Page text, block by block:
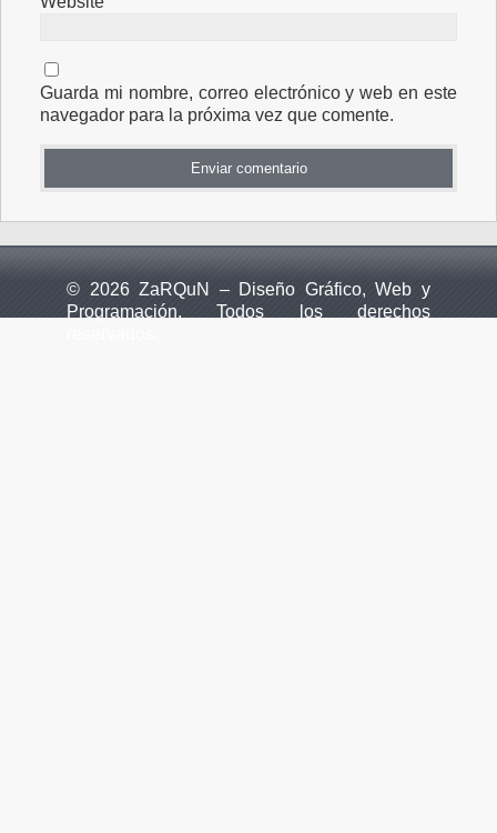
Guarda mi nombre, correo electrónico y web en este
navegador para la próxima vez que comente.
© 2026 ZaRQuN – Diseño Gráfico, Web y
Programación. Todos los derechos